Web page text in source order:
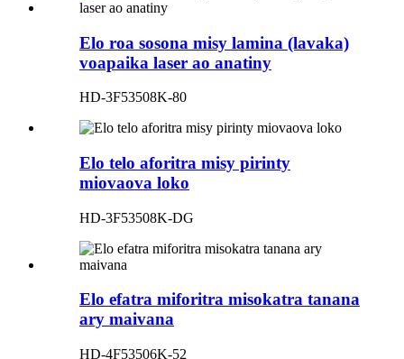
Elo roa sosona misy lamina (lavaka)
voapaika laser ao anatiny
HD-3F53508K-80
Elo telo aforitra misy pirinty
miovaova loko
HD-3F53508K-DG
Elo efatra miforitra misokatra tanana
ary maivana
HD-4F53506K-52